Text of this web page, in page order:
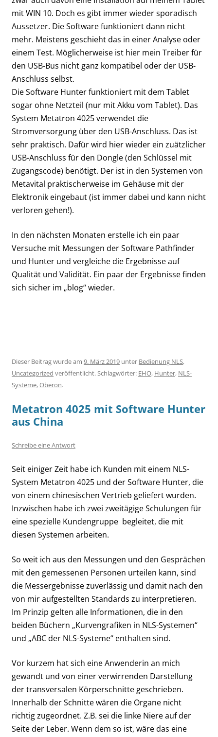
mit WIN 10. Doch es gibt immer wieder sporadisch
Aussetzer. Die Software funktioniert dann nicht
mehr. Meistens geschieht das in einer Analyse oder
einem Test. Möglicherweise ist hier mein Treiber für
den USB-Bus nicht ganz kompatibel oder der USB-
Anschluss selbst.
Die Software Hunter funktioniert mit dem Tablet
sogar ohne Netzteil (nur mit Akku vom Tablet). Das
System Metatron 4025 verwendet die
Stromversorgung über den USB-Anschluss. Das ist
sehr praktisch. Dafür wird hier wieder ein zuätzlicher
USB-Anschluss für den Dongle (den Schlüssel mit
Zugangscode) benötigt. Der ist in den Systemen von
Metavital praktischerweise im Gehäuse mit der
Elektronik eingebaut (ist immer dabei und kann nicht
verloren gehen!).
In den nächsten Monaten erstelle ich ein paar
Versuche mit Messungen der Software Pathfinder
und Hunter und vergleiche die Ergebnisse auf
Qualität und Validität. Ein paar der Ergebnisse finden
sich sicher im „blog“ wieder.
Dieser Beitrag wurde am 9. März 2019 unter Bedienung NLS,
Uncategorized veröffentlicht. Schlagwörter: EHO, Hunter, NLS-
Systeme,Oberon.
Metatron 4025 mit Software Hunter
aus China
Schreibe eine Antwort
Seit einiger Zeit habe ich Kunden mit einem NLS-
System Metatron 4025 und der Software Hunter, die
von einem chinesischen Vertrieb geliefert wurden.
Inzwischen habe ich zwei zweitägige Schulungen für
eine spezielle Kundengruppe begleitet, die mit
diesen Systemen arbeiten.
So weit ich aus den Messungen und den Gesprächen
mit den gemessenen Personen urteilen kann, sind
die Messergebnisse zuverlässig und damit nach den
von mir aufgestellten Standards zu interpretieren.
Im Prinzip gelten alle Informationen, die in den
beiden Büchern „Kurvengrafiken in NLS-Systemen“
und „ABC der NLS-Systeme“ enthalten sind.
Vor kurzem hat sich eine Anwenderin an mich
gewandt und von einer verwirrenden Darstellung
der transversalen Körperschnitte geschrieben.
Innerhalb der Schnitte wären die Organe nicht
richtig zugeordnet. Z.B. sei die linke Niere auf der
Seite der Leber. Wenn dem so ist, wäre das eine